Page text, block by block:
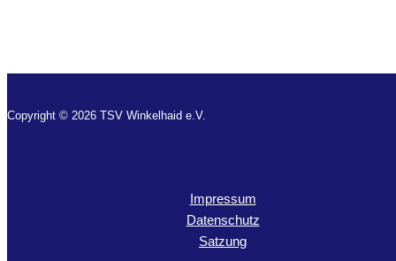
Copyright © 2026 TSV Winkelhaid e.V.
Impressum
Datenschutz
Satzung